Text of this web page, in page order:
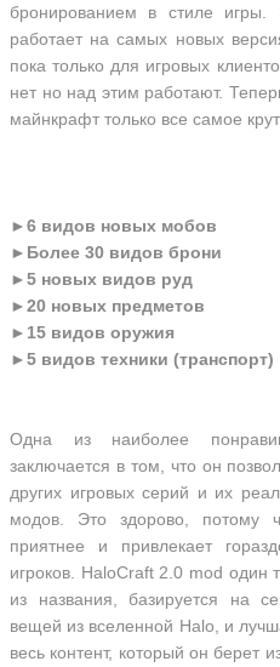
бронированием в стиле
работает на самых новых
пока только для игровых
нет но над этим работают.
майнкрафт только все самое
►6 видов новых мобов
► Более 30 видов брони
►5 новых видов руд
►20 новых предметов
► 15 видов оружия
►5 видов техники (транспорт)
Одна из наиболее
заключается в том, что он
других игровых серий и их
модов. Это здорово, потому
приятнее и привлекает
игроков. HaloCraft 2.0 mod один
из названия, базируется на
вещей из вселенной Halo, и
весь контент, который он